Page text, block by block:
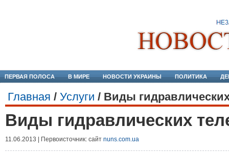
ПЕРВАЯ ПОЛОСА В МИРЕ НОВОСТИ УКРАИНЫ ПОЛИТИКА
Главная / Услуги / Виды
Виды гидравлических
11.06.2013 | Первоисточник: сайт nuns.com.ua